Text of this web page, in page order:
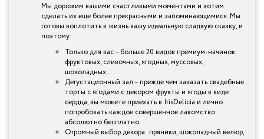
Мы дорожим вашими счастливыми моментами и хотим
сделать их еще более прекрасными и запоминающимися. Мы
готовы воплотить в жизнь вашу идеальную сладкую сказку, и
поэтому:
Только для вас – больше 20 видов премиум-начинок:
фруктовых, сливочных, ягодных, муссовых,
шоколадных…
Дегустационный зал – прежде чем заказать свадебные
торты с ягодами с декором фрукты и ягоды в виде
сердца, вы можете приехать в IrisDelicia и лично
попробовать каждое совершенное лакомство
абсолютно бесплатно.
Огромный выбор декора: пряники, шоколадный велюр,